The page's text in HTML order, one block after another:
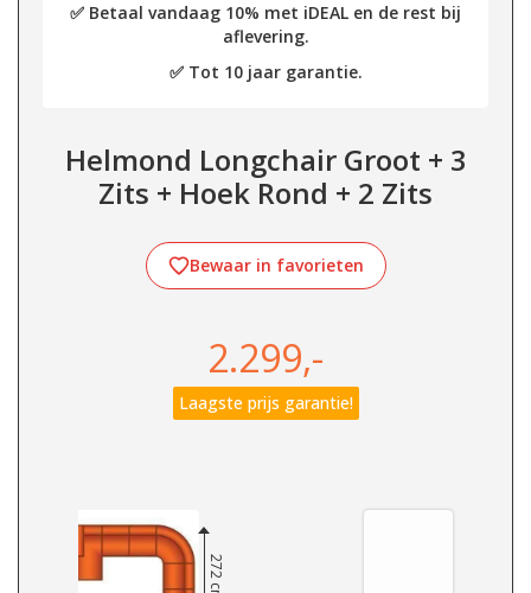
✅ Betaal vandaag 10% met iDEAL en de rest bij
aflevering.
✅ Tot 10 jaar garantie.
Helmond Longchair Groot + 3
Zits + Hoek Rond + 2 Zits
Bewaar in favorieten
2.299,-
Laagste prijs garantie!
272 cm